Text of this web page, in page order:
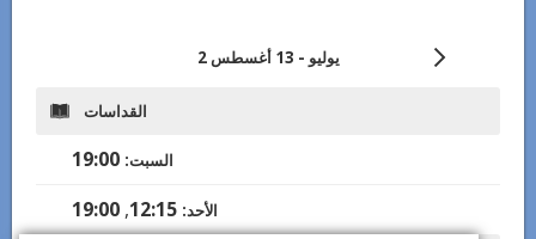
2 يوليو - 13 أغسطس
القداسات
السبت: 19:00
الأحد: 12:15
,
19:00